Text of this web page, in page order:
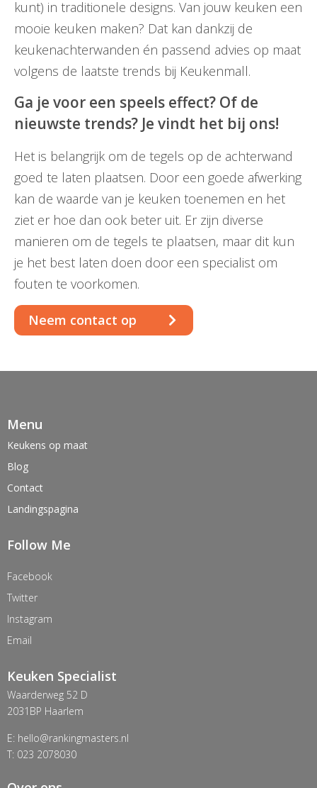
kunt) in traditionele designs. Van jouw keuken een
mooie keuken maken? Dat kan dankzij de
keukenachterwanden én passend advies op maat
volgens de laatste trends bij Keukenmall.
Ga je voor een speels effect? Of de
nieuwste trends? Je vindt het bij ons!
Het is belangrijk om de tegels op de achterwand
goed te laten plaatsen. Door een goede afwerking
kan de waarde van je keuken toenemen en het
ziet er hoe dan ook beter uit. Er zijn diverse
manieren om de tegels te plaatsen, maar dit kun
je het best laten doen door een specialist om
fouten te voorkomen.
Neem contact op
Menu
Keukens op maat
Blog
Contact
Landingspagina
Follow Me
Facebook
Twitter
Instagram
Email
Keuken Specialist
Waarderweg 52 D
2031BP Haarlem
E: hello@rankingmasters.nl
T: 023 2078030